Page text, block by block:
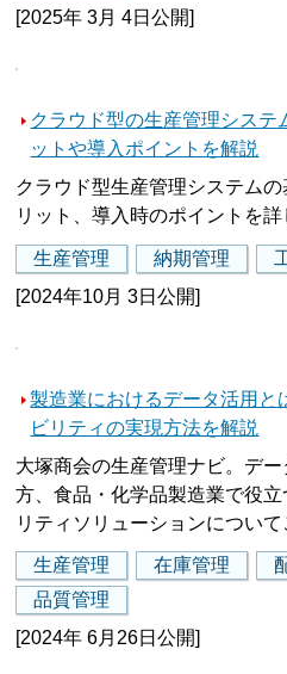
[2025年 3月 4日公開]
クラウド型の生産管理システ
ットや導入ポイントを解説
クラウド型生産管理システム
リット、導入時のポイントを詳
生産管理 納期管理
[2024年10月 3日公開]
製造業におけるデータ活用と
ビリティの実現方法を解説
大塚商会の生産管理ナビ。デ
方、食品・化学品製造業で役
リティソリューションについて
生産管理 在庫管理
品質管理
[2024年 6月26日公開]